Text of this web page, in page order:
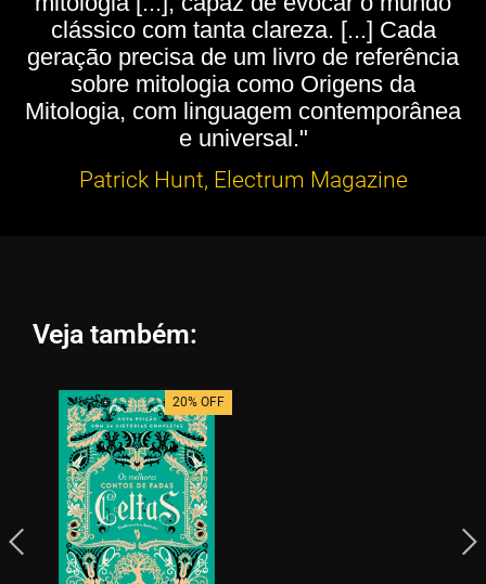
clássico com tanta clareza. [...] Cada
geração precisa de um livro de referência
sobre mitologia como Origens da
Mitologia, com linguagem contemporânea
e universal."
Patrick Hunt, Electrum Magazine
Veja também:
20% OFF